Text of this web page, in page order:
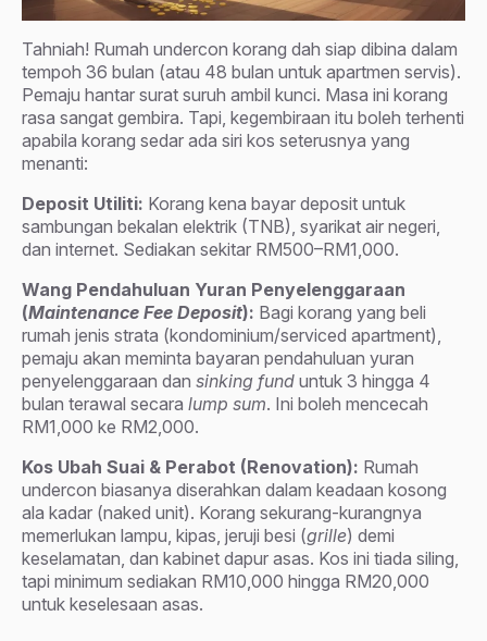
Tahniah! Rumah undercon korang dah siap dibina dalam
tempoh 36 bulan (atau 48 bulan untuk apartmen servis).
Pemaju hantar surat suruh ambil kunci. Masa ini korang
rasa sangat gembira. Tapi, kegembiraan itu boleh terhenti
apabila korang sedar ada siri kos seterusnya yang
menanti:
Deposit Utiliti: Korang kena bayar deposit untuk
sambungan bekalan elektrik (TNB), syarikat air negeri,
dan internet. Sediakan sekitar RM500–RM1,000.
Wang Pendahuluan Yuran Penyelenggaraan
(Maintenance Fee Deposit): Bagi korang yang beli
rumah jenis strata (kondominium/serviced apartment),
pemaju akan meminta bayaran pendahuluan yuran
penyelenggaraan dan sinking fund untuk 3 hingga 4
bulan terawal secara lump sum. Ini boleh mencecah
RM1,000 ke RM2,000.
Kos Ubah Suai & Perabot (Renovation): Rumah
undercon biasanya diserahkan dalam keadaan kosong
ala kadar (naked unit). Korang sekurang-kurangnya
memerlukan lampu, kipas, jeruji besi (grille) demi
keselamatan, dan kabinet dapur asas. Kos ini tiada siling,
tapi minimum sediakan RM10,000 hingga RM20,000
untuk keselesaan asas.